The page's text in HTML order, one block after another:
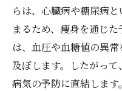
らは、心臓病や糖尿病
まるため、痩身を通じ
は、血圧や血糖値の異
及ぼします。したがっ
病気の予防に直結しま